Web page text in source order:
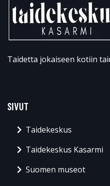
Taidetta jokaiseen kotiin
SIVUT
Taidekeskus
Taidekeskus Kasarmi
Suomen museot